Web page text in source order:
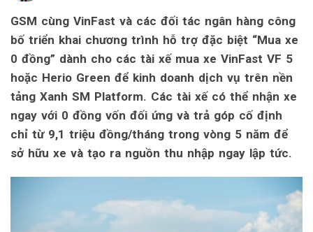
GSM cùng VinFast và các đối tác ngân hàng công
bố triển khai chương trình hỗ trợ đặc biệt “Mua xe
0 đồng” dành cho các tài xế mua xe VinFast VF 5
hoặc Herio Green để kinh doanh dịch vụ trên nền
tảng Xanh SM Platform. Các tài xế có thể nhận xe
ngay với 0 đồng vốn đối ứng và trả góp cố định
chỉ từ 9,1 triệu đồng/tháng trong vòng 5 năm để
sở hữu xe và tạo ra nguồn thu nhập ngay lập tức.